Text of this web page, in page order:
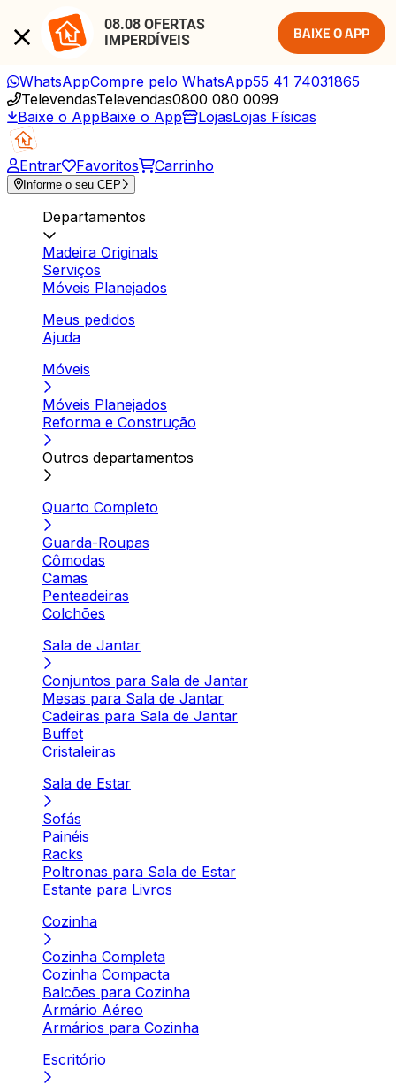
08.08 OFERTAS
IMPERDÍVEIS
BAIXE O APP
WhatsAppCompre pelo WhatsApp55 41 74031865
TelevendasTelevendas0800 080 0099
Baixe o AppBaixe o App LojasLojas Físicas
Entrar Favoritos Carrinho
Informe o seu CEP
Departamentos
Madeira Originals
Serviços
Móveis Planejados
Meus pedidos
Ajuda
Móveis
Móveis Planejados
Reforma e Construção
Outros departamentos
Quarto Completo
Guarda-Roupas
Cômodas
Camas
Penteadeiras
Colchões
Sala de Jantar
Conjuntos para Sala de Jantar
Mesas para Sala de Jantar
Cadeiras para Sala de Jantar
Buffet
Cristaleiras
Sala de Estar
Sofás
Painéis
Racks
Poltronas para Sala de Estar
Estante para Livros
Cozinha
Cozinha Completa
Cozinha Compacta
Balcões para Cozinha
Armário Aéreo
Armários para Cozinha
Escritório